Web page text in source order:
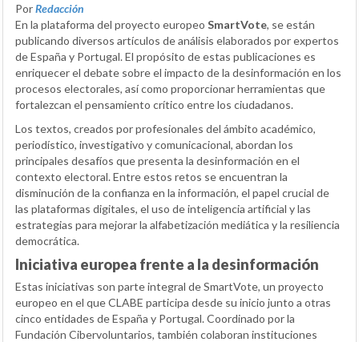
PorRedacción
En la plataforma del proyecto europeo SmartVote, se están
publicando diversos artículos de análisis elaborados por expertos
de España y Portugal. El propósito de estas publicaciones es
enriquecer el debate sobre el impacto de la desinformación en los
procesos electorales, así como proporcionar herramientas que
fortalezcan el pensamiento crítico entre los ciudadanos.
Los textos, creados por profesionales del ámbito académico,
periodístico, investigativo y comunicacional, abordan los
principales desafíos que presenta la desinformación en el
contexto electoral. Entre estos retos se encuentran la
disminución de la confianza en la información, el papel crucial de
las plataformas digitales, el uso de inteligencia artificial y las
estrategias para mejorar la alfabetización mediática y la resiliencia
democrática.
Iniciativa europea frente a la desinformación
Estas iniciativas son parte integral de SmartVote, un proyecto
europeo en el que CLABE participa desde su inicio junto a otras
cinco entidades de España y Portugal. Coordinado por la
Fundación Cibervoluntarios, también colaboran instituciones